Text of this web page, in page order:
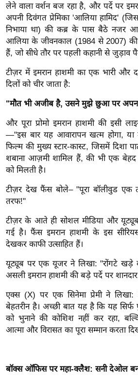
यं
ग
इं
डि
या
सा
हि
त्य
ज
ग
त
ऑ
टो
व
र्ल्ड
न्यू
ज
ब्री
फ
नो
ज
न
ज
ग
ली
लेने वाला वर्शन बज रहा है, और पर्दे पर
अपनी दिवंगत प्रेमिका 'आलिया हामिद'
निभाया था) की कब्र के पास बैठे नजर
आलिया के जीवनकाल (1984 से 2007) की
हैं, जो सीधे तौर पर पहली कहानी से जुड़ाव
टीज़र में इमरान हाशमी का एक भारी और
दिलों को चीर जाता है:
"मौत भी अजीब है, उसने मुझे छुआ पर
और पूरा प्रोमो इमरान हाशमी की इसी
—"इस बार यह आवारापन खत्म होगा, या
फिल्म की मुख्य स्टार-कास्ट, जिसमें दिशा
शबाना आज़मी शामिल हैं, की भी एक
को मिलती है।
टीज़र देख फैंस बोले– "पूरा बॉलीवुड एक
तरफ!"
टीज़र के आते ही सोशल मीडिया और
गई है। फैंस इमरान हाशमी के इस
देखकर काफी उत्साहित हैं।
यूट्यूब पर एक यूजर ने लिखा: "रोंगटे खड़े
असली इमरान हाशमी की बड़े पर्दे पर
एक्स (X) पर एक सिनेमा प्रेमी ने लिखा:
बेहतरीन है। अच्छी बात यह है कि यह सिर्फ
को भुनाने की कोशिश नहीं कर रहा,
आत्मा और विरासत का पूरा सम्मान करता
बॉक्स ऑफिस पर महा-क्लैश: सनी देओल